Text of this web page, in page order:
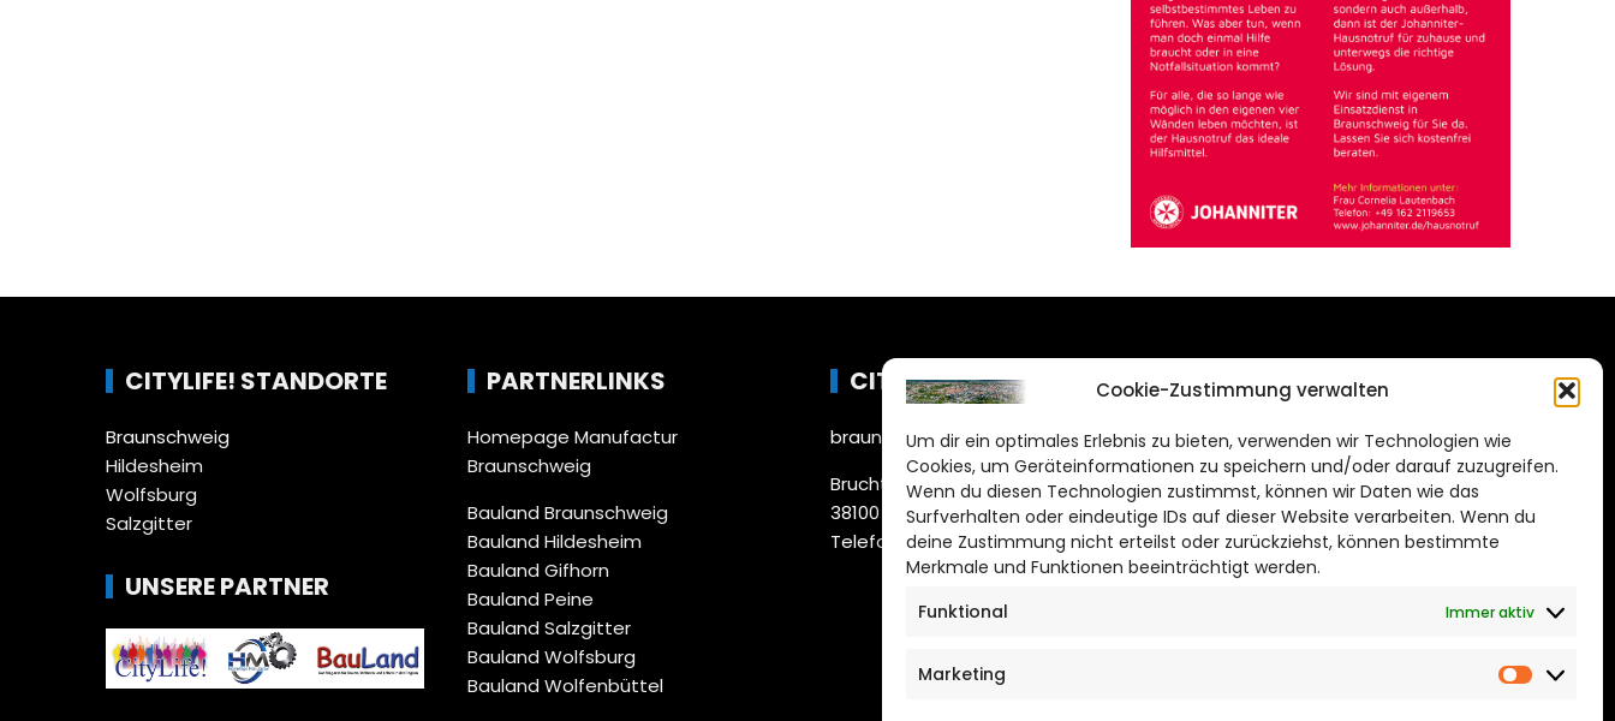
Cookie-Zustimmung verwalten
Um dir ein optimales Erlebnis zu bieten, verwenden wir Technologien wie
Cookies, um Geräteinformationen zu speichern und/oder darauf zuzugreifen.
Wenn du diesen Technologien zustimmst, können wir Daten wie das
Surfverhalten oder eindeutige IDs auf dieser Website verarbeiten. Wenn du
deine Zustimmung nicht erteilst oder zurückziehst, können bestimmte
Merkmale und Funktionen beeinträchtigt werden.
Funktional
Immer aktiv
Marketing
CITYLIFE! STANDORTE
Braunschweig
Hildesheim
Wolfsburg
Salzgitter
UNSERE PARTNER
PARTNERLINKS
Homepage Manufactur
Braunschweig
Bauland Braunschweig
Bauland Hildesheim
Bauland Gifhorn
Bauland Peine
Bauland Salzgitter
Bauland Wolfsburg
Bauland Wolfenbüttel
CITYLIFE!
braunschweig@citylifemedien.de
Bruchtorwall 12
38100 Braunschweig
Telefon: 0531 387220 – 65
DAS STADTMAGAZIN
FÜR BRAUNSCHWEIG
Impressum
Datenschutzerklärung
Cookie Richtlinie
CITYLIFE! BEI FACEBOOK